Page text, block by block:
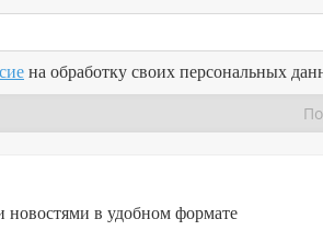
на обработку своих персональных
новостями в удобном формате